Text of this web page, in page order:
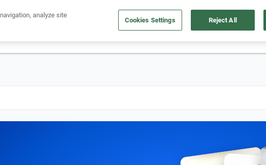
Cuida tu auto Nosotros 55 4162 9202
analyze site
Cookies Settings Reject All